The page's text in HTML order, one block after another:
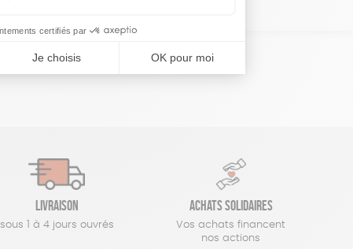
Livraison
sous 1 à 4 jours ouvrés
Achats solidaires
Vos achats financent
nos actions